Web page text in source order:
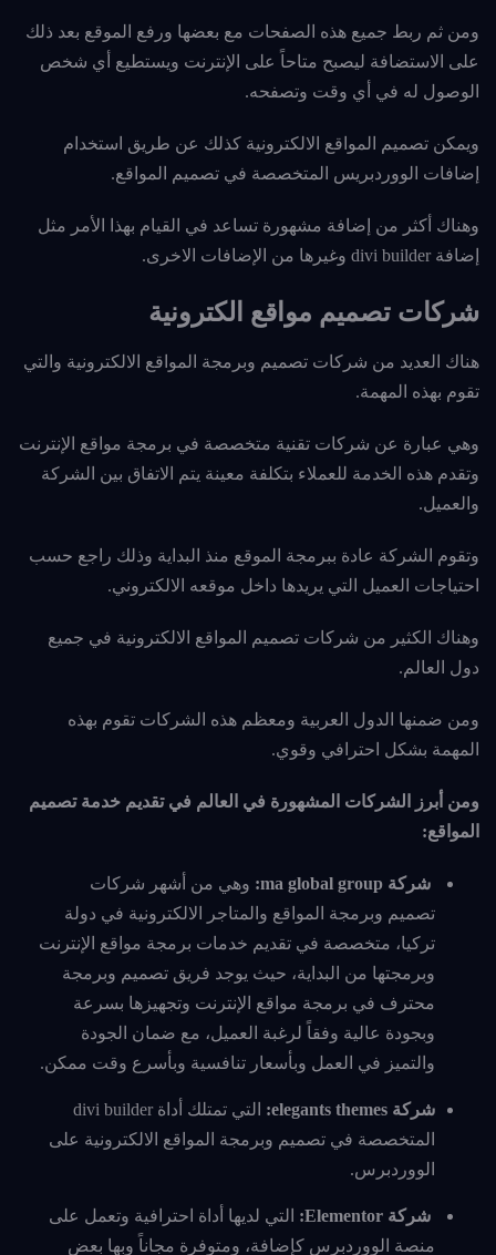
ومن ثم ربط جميع هذه الصفحات مع بعضها ورفع الموقع بعد ذلك
على الاستضافة ليصبح متاحاً على الإنترنت ويستطيع أي شخص
الوصول له في أي وقت وتصفحه.
ويمكن تصميم المواقع الالكترونية كذلك عن طريق استخدام
إضافات الووردبريس المتخصصة في تصميم المواقع.
وهناك أكثر من إضافة مشهورة تساعد في القيام بهذا الأمر مثل
إضافة divi builder وغيرها من الإضافات الاخرى.
شركات تصميم مواقع الكترونية
هناك العديد من شركات تصميم وبرمجة المواقع الالكترونية والتي
تقوم بهذه المهمة.
وهي عبارة عن شركات تقنية متخصصة في برمجة مواقع الإنترنت
وتقدم هذه الخدمة للعملاء بتكلفة معينة يتم الاتفاق بين الشركة
والعميل.
وتقوم الشركة عادة ببرمجة الموقع منذ البداية وذلك راجع حسب
احتياجات العميل التي يريدها داخل موقعه الالكتروني.
وهناك الكثير من شركات تصميم المواقع الالكترونية في جميع
دول العالم.
ومن ضمنها الدول العربية ومعظم هذه الشركات تقوم بهذه
المهمة بشكل احترافي وقوي.
ومن أبرز الشركات المشهورة في العالم في تقديم خدمة تصميم
المواقع:
شركة ma global group:
وهي من أشهر شركات
تصميم وبرمجة المواقع والمتاجر الالكترونية في دولة
تركيا، متخصصة في تقديم خدمات برمجة مواقع الإنترنت
وبرمجتها من البداية، حيث يوجد فريق تصميم وبرمجة
محترف في برمجة مواقع الإنترنت وتجهيزها بسرعة
وبجودة عالية وفقاً لرغبة العميل، مع ضمان الجودة
والتميز في العمل وبأسعار تنافسية وبأسرع وقت ممكن.
شركة elegants themes:
التي تمتلك أداة divi builder
المتخصصة في تصميم وبرمجة المواقع الالكترونية على
الووردبرس.
شركة Elementor:
التي لديها أداة احترافية وتعمل على
منصة الووردبرس كإضافة، ومتوفرة مجاناً وبها بعض